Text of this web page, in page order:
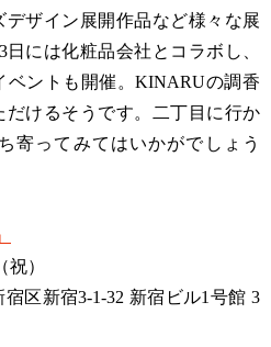
ザイン展開作品など様々な展
には化粧品会社とコラボし、
ベントも開催。KINARUの調香
けるそうです。二丁目に行か
寄ってみてはいかがでしょう
）
区新宿3-1-32 新宿ビル1号館 3